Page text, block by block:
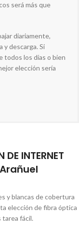
será más que
diariamente,
y descarga. Si
todos los días o bien
elección sería
DE INTERNET
Arañuel
y blancas de cobertura
elección de fibra óptica
fácil.